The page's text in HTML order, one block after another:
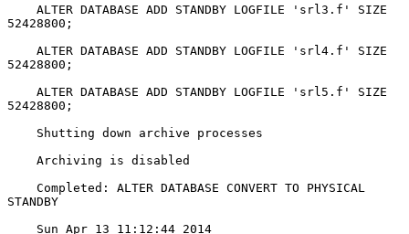
52428800;
52428800;
52428800;
STANDBY